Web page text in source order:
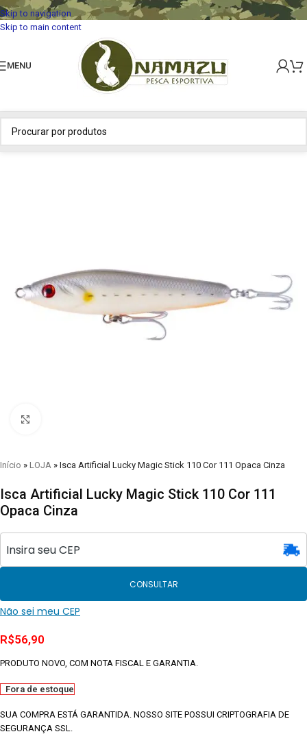
Skip to navigation
Skip to main content
MENU
Início » LOJA » Isca Artificial Lucky Magic Stick 110 Cor 111 Opaca Cinza
Isca Artificial Lucky Magic Stick 110 Cor 111
Opaca Cinza
CONSULTAR
Não sei meu CEP
R$56,90
PRODUTO NOVO, COM NOTA FISCAL E GARANTIA.
Fora de estoque
SUA COMPRA ESTÁ GARANTIDA. NOSSO SITE POSSUI CRIPTOGRAFIA DE
SEGURANÇA SSL.